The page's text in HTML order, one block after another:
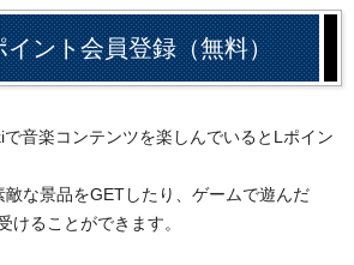
ント会員登録（無料）
音楽コンテンツを楽しんでいるとLポイン
な景品をGETしたり、ゲームで遊んだ
けることができます。